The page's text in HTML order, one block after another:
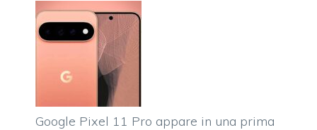
Google Pixel 11 Pro appare in una prima